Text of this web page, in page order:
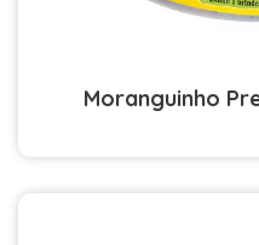
Moranguinho